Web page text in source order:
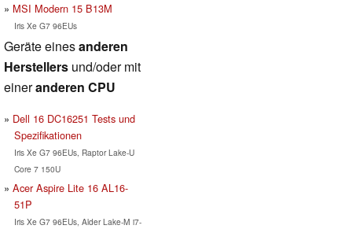
MSI Modern 15 B13M
Iris Xe G7 96EUs
Geräte einesanderen
Herstellers und/oder mit
eineranderen CPU
Dell 16 DC16251 Tests und
Spezifikationen
Iris Xe G7 96EUs, Raptor Lake-U
Core 7 150U
Acer Aspire Lite 16 AL16-
51P
Iris Xe G7 96EUs, Alder Lake-M i7-